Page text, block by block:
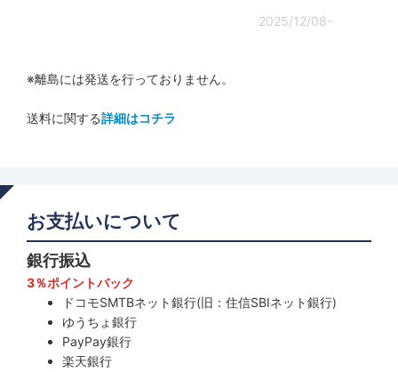
2025/12/08-
※離島には発送を行っておりません。
送料に関する詳細はコチラ
お支払いについて
銀行振込
3％ポイントバック
ドコモSMTBネット銀行(旧：住信SBIネット銀行)
ゆうちょ銀行
PayPay銀行
楽天銀行